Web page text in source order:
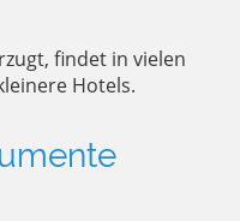
findet in vielen
Hotels.